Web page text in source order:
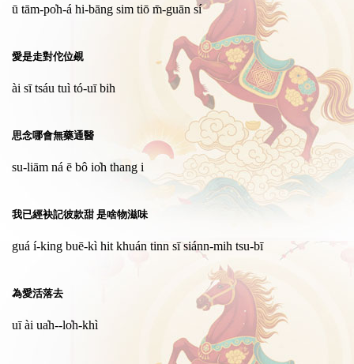
ū tām-po̍h-á hi-bāng sim tiō m̄-guān sí
愛是走對佗位覕
ài sī tsáu tuì tó-uī bih
思念哪會無藥通醫
su-liām ná ē bô io̍h thang i
我已經袂記彼款甜 是啥物滋味
guá í-king buē-kì hit khuán tinn sī siánn-mih tsu-bī
為愛活落去
uī ài ua̍h--lo̍h-khì